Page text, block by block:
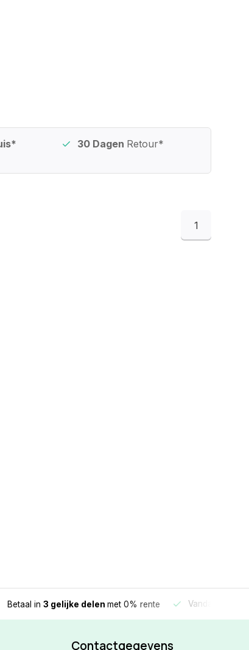
30 Dagen Retour*
1
Betaal in 3 gelijke delen met 0% rente Vandaag
Contactgegevens